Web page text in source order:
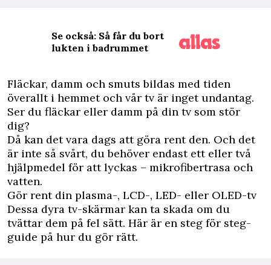
Se också: Så får du bort
lukten i badrummet
Fläckar, damm och smuts bildas med tiden
överallt i hemmet och vår tv är inget undantag.
Ser du fläckar eller damm på din tv som stör
dig?
Då kan det vara dags att göra rent den. Och det
är inte så svårt, du behöver endast ett eller två
hjälpmedel för att lyckas – mikrofibertrasa och
vatten.
Gör rent din plasma-, LCD-, LED- eller OLED-tv
Dessa dyra tv-skärmar kan ta skada om du
tvättar dem på fel sätt. Här är en steg för steg-
guide på hur du gör rätt.